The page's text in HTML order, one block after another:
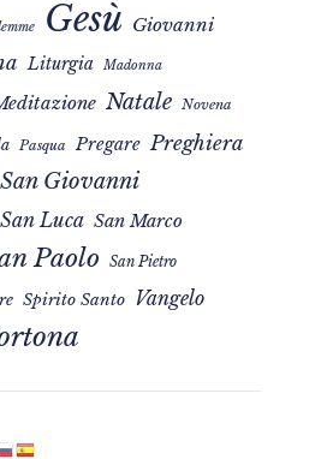
Gesù Giovanni
Liturgia Madonna
Natale Novena
Pasqua Pregare Preghiera
San Giovanni
San Luca San Marco
Paolo San Pietro
Spirito Santo Vangelo